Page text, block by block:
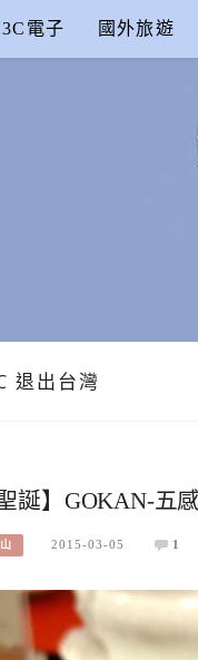
3C電子 國外旅遊
本食
退出台灣
誕】GOKAN-
2015-03-05 1